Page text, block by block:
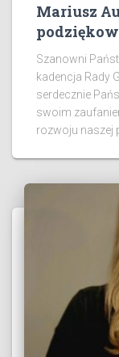
Mariusz
Szanowni
kadencja Rady
serdecznie
swoim
rozwoju naszej